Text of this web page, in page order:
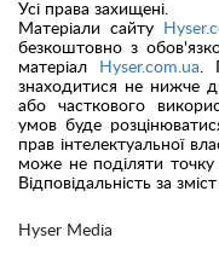
Hyser Media
Усі права захищені.
Матеріали сайту
безкоштовно з
матеріал
Hyser.com.ua.
знаходитися не нижче
або часткового
умов буде
прав інтелектуальної
може не поділяти точку
Відповідальність за